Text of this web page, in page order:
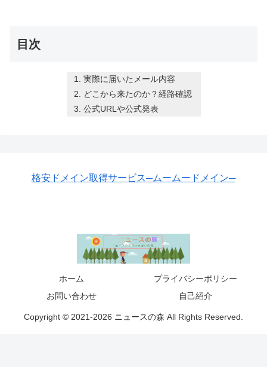
目次
実際に届いたメール内容
どこから来たのか？経路確認
公式URLや公式発表
格安ドメイン取得サービス─ムームードメイン─
ホーム
プライバシーポリシー
お問い合わせ
自己紹介
Copyright © 2021-2026 ニュースの森 All Rights Reserved.